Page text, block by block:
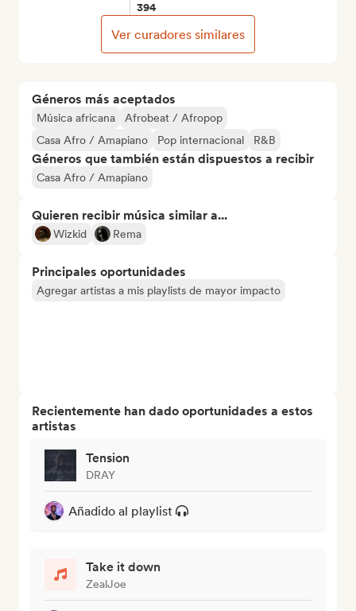
Géneros más aceptados
Música africana
Afrobeat / Afropop
Casa Afro / Amapiano
Pop internacional R&B
Géneros que también están dispuestos a recibir
Casa Afro / Amapiano
Quieren recibir música similar a...
Wizkid Rema
Principales oportunidades
Agregar artistas a mis playlists de mayor impacto
Recientemente han dado oportunidades a estos
artistas
Tension
DRAY
Añadido al playlist
Take it down
ZealJoe
394
Ver curadores similares